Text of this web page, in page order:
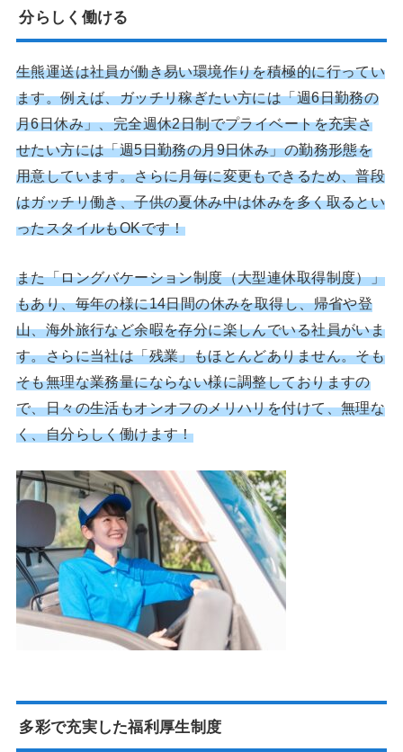
分らしく働ける
生熊運送は社員が働き易い環境作りを積極的に行ってい
ます。例えば、ガッチリ稼ぎたい方には「週6日勤務の
月6日休み」、完全週休2日制でプライベートを充実さ
せたい方には「週5日勤務の月9日休み」の勤務形態を
用意しています。さらに月毎に変更もできるため、普段
はガッチリ働き、子供の夏休み中は休みを多く取るとい
ったスタイルもOKです！
また「ロングバケーション制度（大型連休取得制度）」
もあり、毎年の様に14日間の休みを取得し、帰省や登
山、海外旅行など余暇を存分に楽しんでいる社員がいま
す。さらに当社は「残業」もほとんどありません。そも
そも無理な業務量にならない様に調整しておりますの
で、日々の生活もオンオフのメリハリを付けて、無理な
く、自分らしく働けます！
多彩で充実した福利厚生制度